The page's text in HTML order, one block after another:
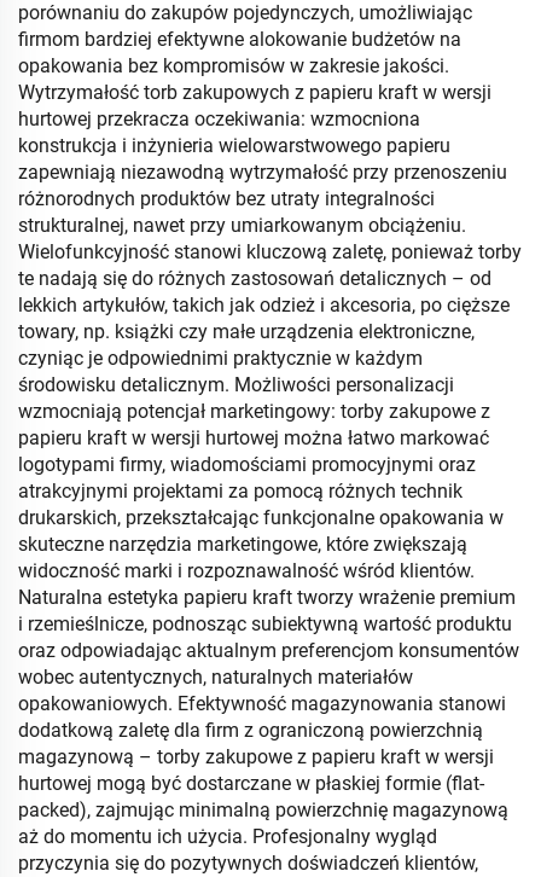
porównaniu do zakupów pojedynczych, umożliwiając
firmom bardziej efektywne alokowanie budżetów na
opakowania bez kompromisów w zakresie jakości.
Wytrzymałość torb zakupowych z papieru kraft w wersji
hurtowej przekracza oczekiwania: wzmocniona
konstrukcja i inżynieria wielowarstwowego papieru
zapewniają niezawodną wytrzymałość przy przenoszeniu
różnorodnych produktów bez utraty integralności
strukturalnej, nawet przy umiarkowanym obciążeniu.
Wielofunkcyjność stanowi kluczową zaletę, ponieważ torby
te nadają się do różnych zastosowań detalicznych – od
lekkich artykułów, takich jak odzież i akcesoria, po cięższe
towary, np. książki czy małe urządzenia elektroniczne,
czyniąc je odpowiednimi praktycznie w każdym
środowisku detalicznym. Możliwości personalizacji
wzmocniają potencjał marketingowy: torby zakupowe z
papieru kraft w wersji hurtowej można łatwo markować
logotypami firmy, wiadomościami promocyjnymi oraz
atrakcyjnymi projektami za pomocą różnych technik
drukarskich, przekształcając funkcjonalne opakowania w
skuteczne narzędzia marketingowe, które zwiększają
widoczność marki i rozpoznawalność wśród klientów.
Naturalna estetyka papieru kraft tworzy wrażenie premium
i rzemieślnicze, podnosząc subiektywną wartość produktu
oraz odpowiadając aktualnym preferencjom konsumentów
wobec autentycznych, naturalnych materiałów
opakowaniowych. Efektywność magazynowania stanowi
dodatkową zaletę dla firm z ograniczoną powierzchnią
magazynową – torby zakupowe z papieru kraft w wersji
hurtowej mogą być dostarczane w płaskiej formie (flat-
packed), zajmując minimalną powierzchnię magazynową
aż do momentu ich użycia. Profesjonalny wygląd
przyczynia się do pozytywnych doświadczeń klientów,